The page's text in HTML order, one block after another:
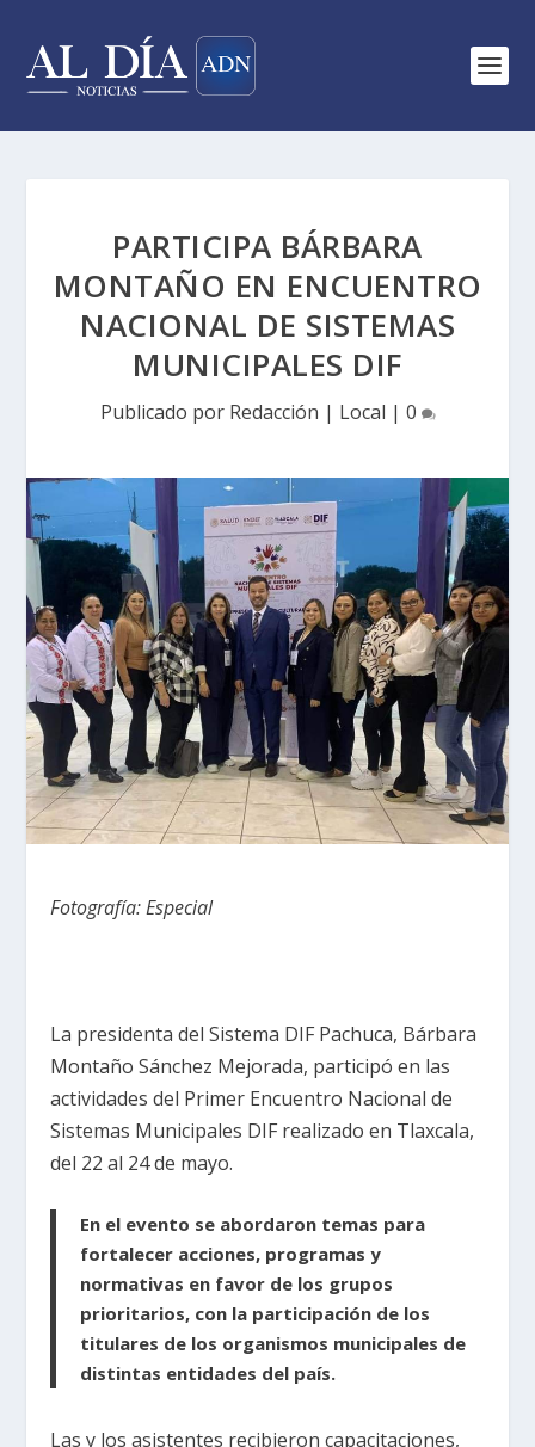
PARTICIPA BÁRBARA
MONTAÑO EN ENCUENTRO
NACIONAL DE SISTEMAS
MUNICIPALES DIF
Publicado por Redacción | Local | 0
Fotografía: Especial
La presidenta del Sistema DIF Pachuca, Bárbara
Montaño Sánchez Mejorada, participó en las
actividades del Primer Encuentro Nacional de
Sistemas Municipales DIF realizado en Tlaxcala,
del 22 al 24 de mayo.
En el evento se abordaron temas para
fortalecer acciones, programas y
normativas en favor de los grupos
prioritarios, con la participación de los
titulares de los organismos municipales de
distintas entidades del país.
Las y los asistentes recibieron capacitaciones,